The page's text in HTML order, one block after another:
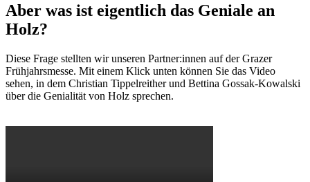
Aber was ist eigentlich das Geniale an
Holz?
Diese Frage stellten wir unseren Partner:innen auf der Grazer
Frühjahrsmesse. Mit einem Klick unten können Sie das Video
sehen, in dem Christian Tippelreither und Bettina Gossak-Kowalski
über die Genialität von Holz sprechen.